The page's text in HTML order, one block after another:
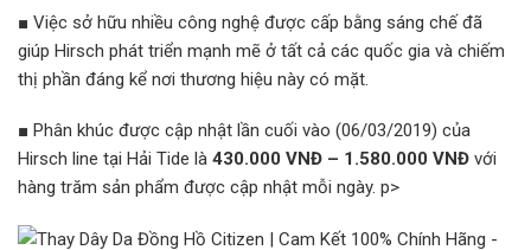
■ Việc sở hữu nhiều công nghệ được cấp bằng sáng chế đã
giúp Hirsch phát triển mạnh mẽ ở tất cả các quốc gia và chiếm
thị phần đáng kể nơi thương hiệu này có mặt.
■ Phân khúc được cập nhật lần cuối vào (06/03/2019) của
Hirsch line tại Hải Tide là 430.000 VNĐ – 1.580.000 VNĐ với
hàng trăm sản phẩm được cập nhật mỗi ngày. p>